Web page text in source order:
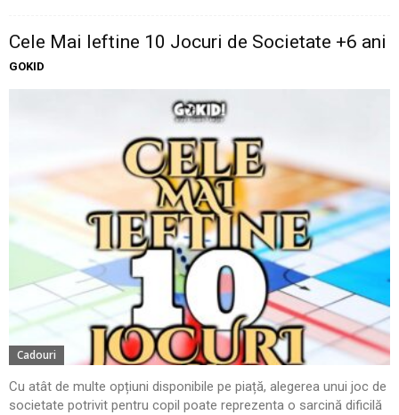
Cele Mai Ieftine 10 Jocuri de Societate +6 ani
GOKID
Cadouri
Cu atât de multe opțiuni disponibile pe piață, alegerea unui joc de
societate potrivit pentru copil poate reprezenta o sarcină dificilă